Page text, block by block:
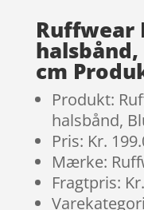
Ruffwear
halsbånd,
cm
Produkt:
halsbånd,
Pris: Kr.
Mærke:
Fragtpris: